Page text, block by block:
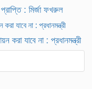
: মির্জা ফখরুল
করা যাবে না : প্রধানমন্ত্রী